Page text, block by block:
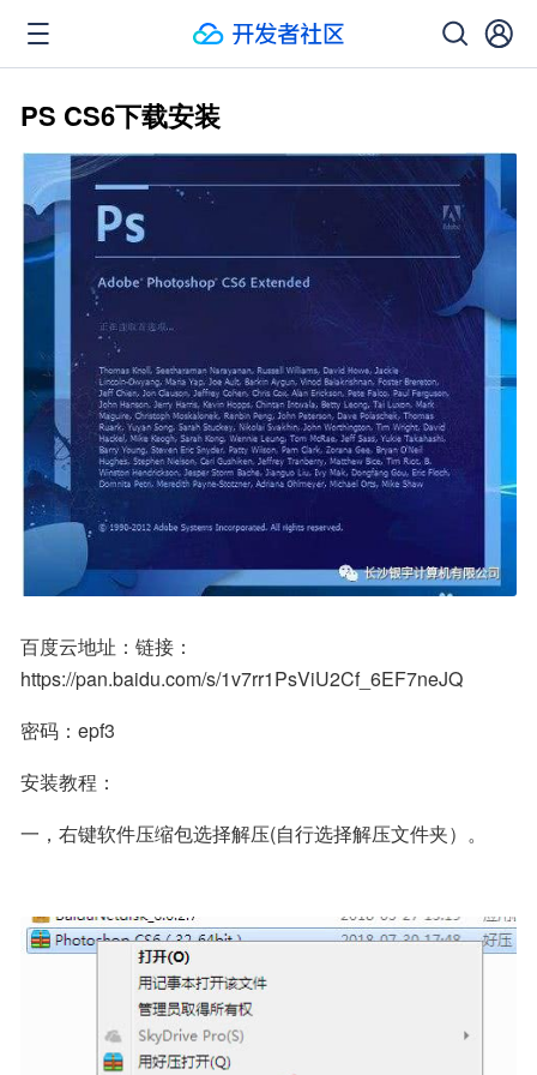
PS CS6下载安装
百度云地址：链接：
https://pan.baidu.com/s/1v7rr1PsViU2Cf_6EF7neJQ
密码：epf3
安装教程：
一，右键软件压缩包选择解压(自行选择解压文件夹）。